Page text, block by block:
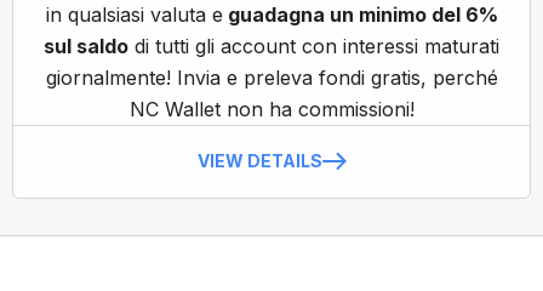
in qualsiasi valuta e guadagna un minimo del 6%
sul saldo di tutti gli account con interessi maturati
giornalmente! Invia e preleva fondi gratis, perché
NC Wallet non ha commissioni!
VIEW DETAILS